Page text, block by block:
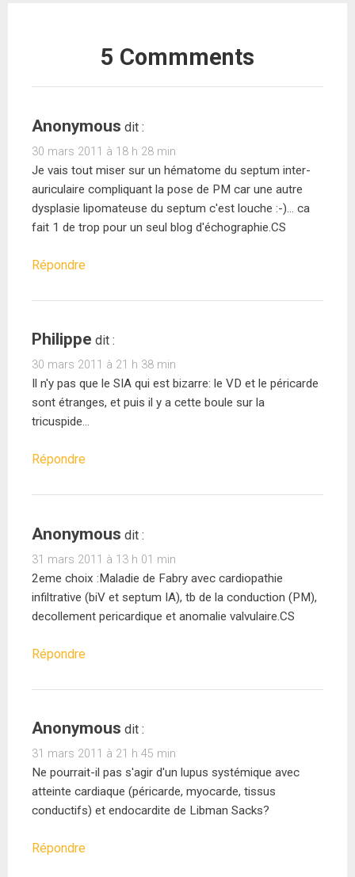
5 Commments
Anonymous dit :
30 mars 2011 à 18 h 28 min
Je vais tout miser sur un hématome du septum inter-
auriculaire compliquant la pose de PM car une autre
dysplasie lipomateuse du septum c'est louche :-)… ca
fait 1 de trop pour un seul blog d'échographie.CS
Répondre
Philippe dit :
30 mars 2011 à 21 h 38 min
Il n'y pas que le SIA qui est bizarre: le VD et le péricarde
sont étranges, et puis il y a cette boule sur la
tricuspide…
Répondre
Anonymous dit :
31 mars 2011 à 13 h 01 min
2eme choix :Maladie de Fabry avec cardiopathie
infiltrative (biV et septum IA), tb de la conduction (PM),
decollement pericardique et anomalie valvulaire.CS
Répondre
Anonymous dit :
31 mars 2011 à 21 h 45 min
Ne pourrait-il pas s'agir d'un lupus systémique avec
atteinte cardiaque (péricarde, myocarde, tissus
conductifs) et endocardite de Libman Sacks?
Répondre